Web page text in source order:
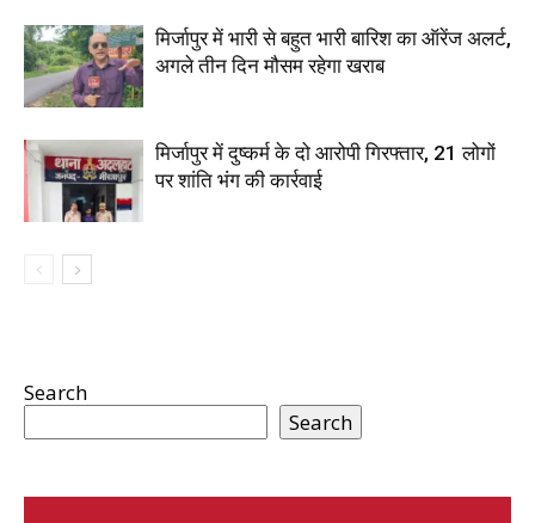
मिर्जापुर में भारी से बहुत भारी बारिश का ऑरेंज अलर्ट,
अगले तीन दिन मौसम रहेगा खराब
मिर्जापुर में दुष्कर्म के दो आरोपी गिरफ्तार, 21 लोगों
पर शांति भंग की कार्रवाई
Search
Search